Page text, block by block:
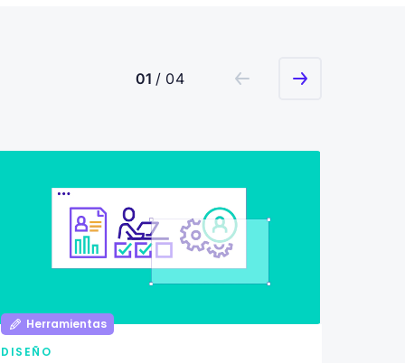
01 / 04
Herramientas
DISEÑO